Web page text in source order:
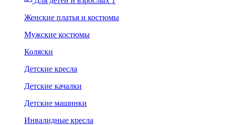
Женские платья и костюмы
Мужские костюмы
Коляски
Детские кресла
Детские качалки
Детские машинки
Инвалидные кресла